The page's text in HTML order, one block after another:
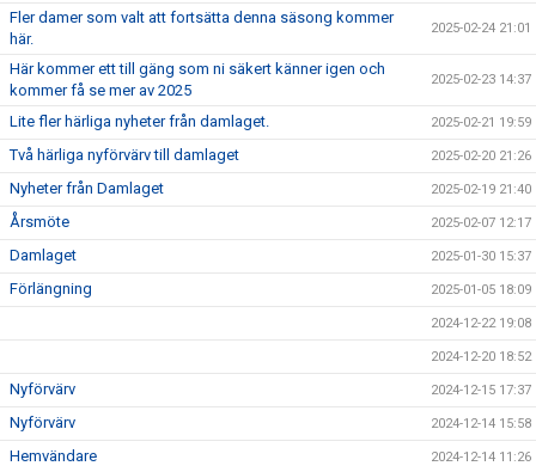
Fler damer som valt att fortsätta denna säsong kommer
här.
2025-02-24 21:01
Här kommer ett till gäng som ni säkert känner igen och
kommer få se mer av 2025
2025-02-23 14:37
Lite fler härliga nyheter från damlaget. 2025-02-21 19:59
Två härliga nyförvärv till damlaget 2025-02-20 21:26
Nyheter från Damlaget 2025-02-19 21:40
Årsmöte 2025-02-07 12:17
Damlaget 2025-01-30 15:37
Förlängning 2025-01-05 18:09
2024-12-22 19:08
2024-12-20 18:52
Nyförvärv 2024-12-15 17:37
Nyförvärv 2024-12-14 15:58
Hemvändare 2024-12-14 11:26